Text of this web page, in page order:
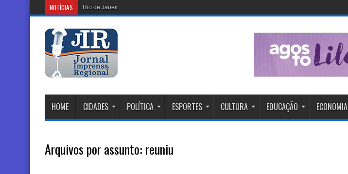
NOTÍCIAS Rio de Janeiro sob Alerta Máximo: Ra
HOME CIDADES POLÍTICA ESPORTES CULTURA EDUCAÇÃO ECONOMIA
Arquivos por assunto: reuniu